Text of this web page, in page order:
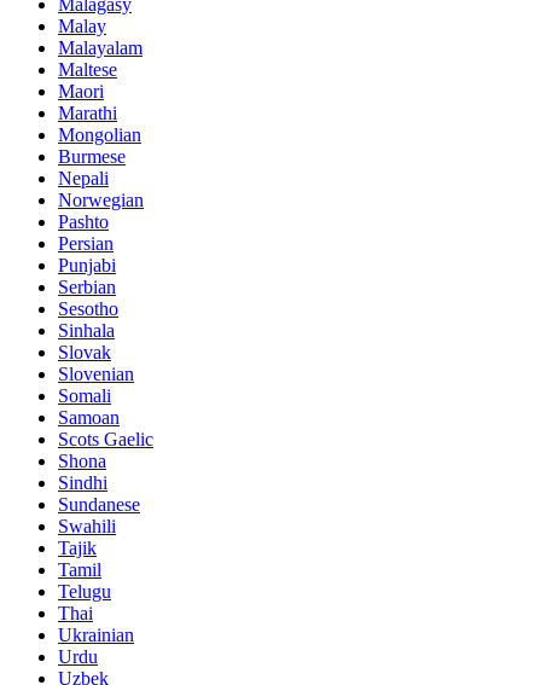
Malagasy
Malay
Malayalam
Maltese
Maori
Marathi
Mongolian
Burmese
Nepali
Norwegian
Pashto
Persian
Punjabi
Serbian
Sesotho
Sinhala
Slovak
Slovenian
Somali
Samoan
Scots Gaelic
Shona
Sindhi
Sundanese
Swahili
Tajik
Tamil
Telugu
Thai
Ukrainian
Urdu
Uzbek